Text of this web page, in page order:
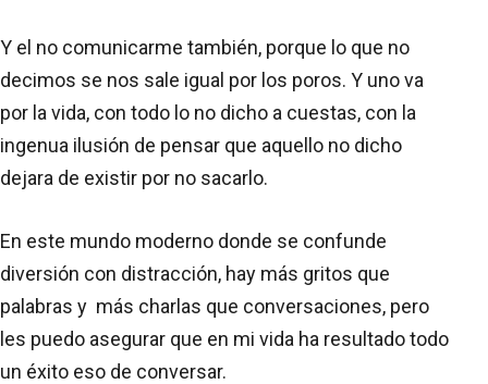
Y el no comunicarme también, porque lo que no
decimos se nos sale igual por los poros. Y uno va
por la vida, con todo lo no dicho a cuestas, con la
ingenua ilusión de pensar que aquello no dicho
dejara de existir por no sacarlo.
En este mundo moderno donde se confunde
diversión con distracción, hay más gritos que
palabras y más charlas que conversaciones, pero
les puedo asegurar que en mi vida ha resultado todo
un éxito eso de conversar.